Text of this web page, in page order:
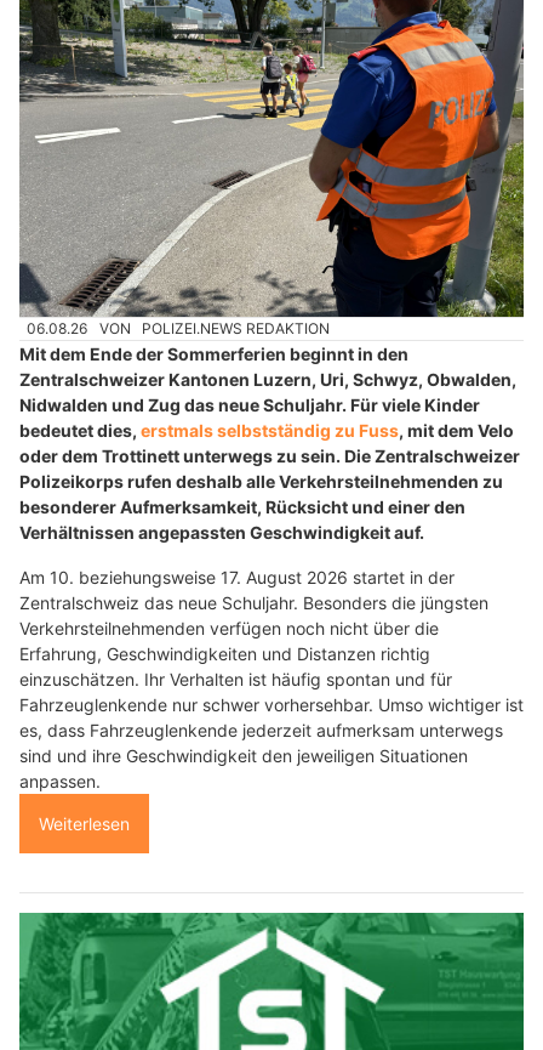
06.08.26 VON POLIZEI.NEWS REDAKTION
Mit dem Ende der Sommerferien beginnt in den
Zentralschweizer Kantonen Luzern, Uri, Schwyz, Obwalden,
Nidwalden und Zug das neue Schuljahr. Für viele Kinder
bedeutet dies, erstmals selbstständig zu Fuss, mit dem Velo
oder dem Trottinett unterwegs zu sein. Die Zentralschweizer
Polizeikorps rufen deshalb alle Verkehrsteilnehmenden zu
besonderer Aufmerksamkeit, Rücksicht und einer den
Verhältnissen angepassten Geschwindigkeit auf.
Am 10. beziehungsweise 17. August 2026 startet in der
Zentralschweiz das neue Schuljahr. Besonders die jüngsten
Verkehrsteilnehmenden verfügen noch nicht über die
Erfahrung, Geschwindigkeiten und Distanzen richtig
einzuschätzen. Ihr Verhalten ist häufig spontan und für
Fahrzeuglenkende nur schwer vorhersehbar. Umso wichtiger ist
es, dass Fahrzeuglenkende jederzeit aufmerksam unterwegs
sind und ihre Geschwindigkeit den jeweiligen Situationen
anpassen.
Weiterlesen